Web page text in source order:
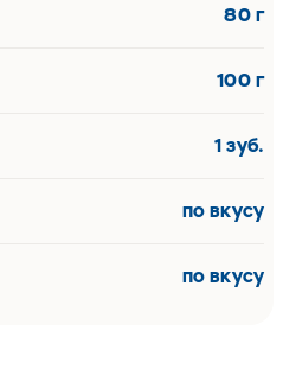
80 г
100 г
1 зуб.
по вкусу
по вкусу